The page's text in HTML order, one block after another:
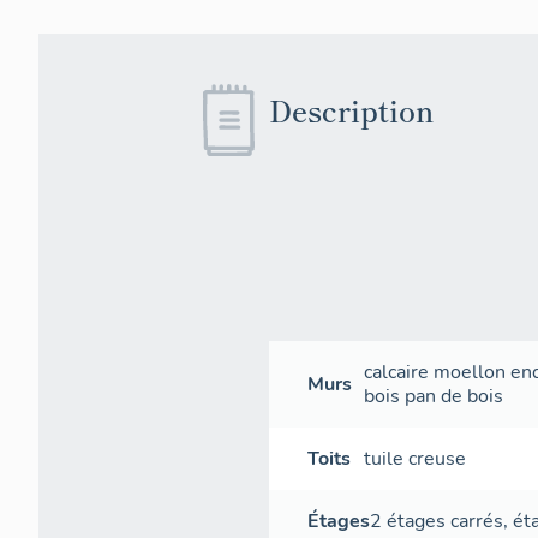
Description
Murs calcaire moellon
bois pan de bois
Toits tuile creuse
Étages2 étages carrés,